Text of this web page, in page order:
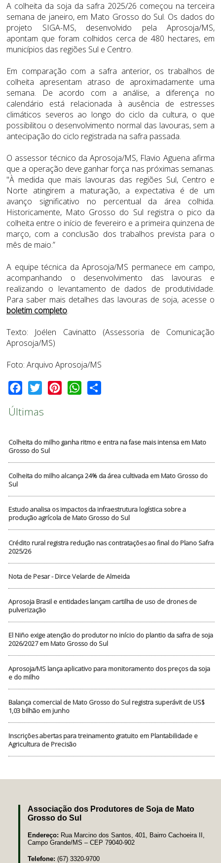
Últimas
Colheita do milho ganha ritmo e entra na fase mais intensa em Mato
Grosso do Sul
Colheita do milho alcança 24% da área cultivada em Mato Grosso do
Sul
Estudo analisa os impactos da infraestrutura logística sobre a
produção agrícola de Mato Grosso do Sul
Crédito rural registra redução nas contratações ao final do Plano Safra
2025/26
Nota de Pesar - Dirce Velarde de Almeida
Aprosoja Brasil e entidades lançam cartilha de uso de drones de
pulverização
El Niño exige atenção do produtor no início do plantio da safra de soja
2026/2027 em Mato Grosso do Sul
Aprosoja/MS lança aplicativo para monitoramento dos preços da soja
e do milho
Balança comercial de Mato Grosso do Sul registra superávit de US$
1,03 bilhão em junho
Inscrições abertas para treinamento gratuito em Plantabilidade e
Agricultura de Precisão
A colheita da soja da safra 2025/26 começou na terceira
semana de janeiro, em Mato Grosso do Sul. Os dados do
projeto SIGA-MS, desenvolvido pela Aprosoja/MS,
apontam que foram colhidos cerca de 480 hectares, em
municípios das regiões Sul e Centro.
Em comparação com a safra anterior, os trabalhos de
colheita apresentam atraso de aproximadamente uma
semana. De acordo com a análise, a diferença no
calendário está relacionada à ausência de estresses
climáticos severos ao longo do ciclo da cultura, o que
possibilitou o desenvolvimento normal das lavouras, sem a
antecipação do ciclo registrada na safra passada.
O assessor técnico da Aprosoja/MS, Flavio Aguena afirma
que a operação deve ganhar força nas próximas semanas.
"À medida que mais lavouras das regiões Sul, Centro e
Norte atingirem a maturação, a expectativa é de um
avanço significativo no percentual da área colhida.
Historicamente, Mato Grosso do Sul registra o pico da
colheita entre o início de fevereiro e a primeira quinzena de
março, com a conclusão dos trabalhos prevista para o
mês de maio.”
A equipe técnica da Aprosoja/MS permanece em campo,
acompanhando o desenvolvimento das lavouras e
realizando o levantamento de dados de produtividade.
Para saber mais detalhes das lavouras de soja, acesse o
boletim completo.
Texto: Joélen Cavinatto (Assessoria de Comunicação
Aprosoja/MS)
Foto: Arquivo Aprosoja/MS
Facebook
Twitter PinterestWhatsApp
Associação dos Produtores de Soja de Mato
Grosso do Sul
Endereço: Rua Marcino dos Santos, 401, Bairro Cachoeira II,
Campo Grande/MS – CEP 79040-902
Telefone: (67) 3320-9700